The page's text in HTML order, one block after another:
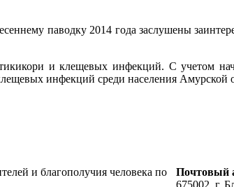
паводку 2014 года заслушены
и клещевых инфекций. С учетом
инфекций среди населения Амурской
и благополучия человека по
Почтовый
675002, г.